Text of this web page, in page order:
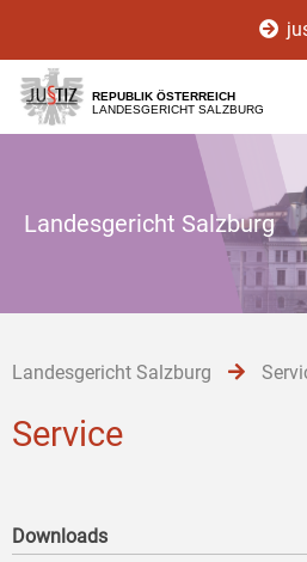
[1]
[2]
[3]
REPUBLIK ÖSTERREICH
LANDESGERICHT SALZBURG
Landesgericht Salzburg
Landesgericht Salzburg
Service
Downloads